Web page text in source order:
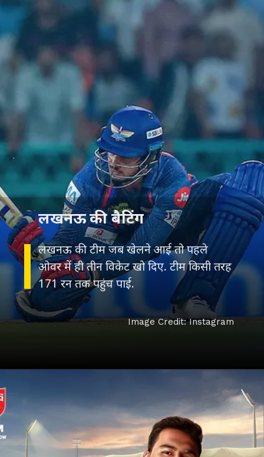
लखनऊ की टीम जब खेलने आई तो पहले
ओवर में ही तीन विकेट खो दिए. टीम किसी तरह
171 रन तक पहुंच पाई.
लखनऊ की बैटिंग
Image Credit: Instagram